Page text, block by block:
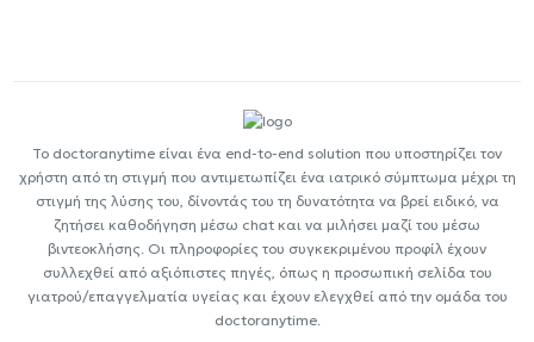
Το doctoranytime είναι ένα end-to-end solution που υποστηρίζει τον
χρήστη από τη στιγμή που αντιμετωπίζει ένα ιατρικό σύμπτωμα μέχρι τη
στιγμή της λύσης του, δίνοντάς του τη δυνατότητα να βρεί ειδικό, να
ζητήσει καθοδήγηση μέσω chat και να μιλήσει μαζί του μέσω
βιντεοκλήσης. Οι πληροφορίες του συγκεκριμένου προφίλ έχουν
συλλεχθεί από αξιόπιστες πηγές, όπως η προσωπική σελίδα του
γιατρού/επαγγελματία υγείας και έχουν ελεγχθεί από την ομάδα του
doctoranytime.